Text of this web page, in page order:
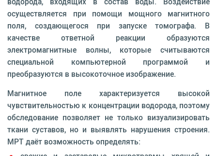
осуществляется при помощи мощного магнитного
поля, создающегося при запуске томографа. В
качестве ответной реакции образуются
электромагнитные волны, которые считываются
специальной компьютерной программой и
преобразуются в высокоточное изображение.
Магнитное поле характеризуется высокой
чувствительностью к концентрации водорода, поэтому
обследование позволяет не только визуализировать
ткани суставов, но и выявлять нарушения строения.
МРТ даёт возможность определять: